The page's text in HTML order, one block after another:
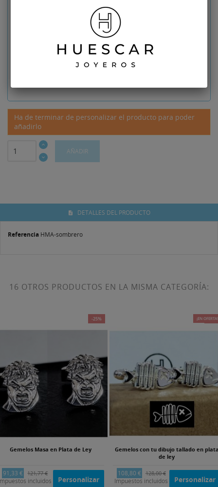
No seleccionado
Ha de terminar de personalizar el producto para poder
añadirlo
AÑADIR
DETALLES DEL PRODUCTO
Referencia HMA-sombrero
16 OTROS PRODUCTOS EN LA MISMA CATEGORÍA:
-25%
Gemelos Masa en Plata de Ley
91,33 € 121,77 €
incluidos Personalizar
-15%
¡EN OFERTA!
Gemelos con tu dibujo tallado en
de ley
108,80 € 128,00 €
Impuestos incluidos Personalizar